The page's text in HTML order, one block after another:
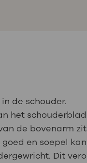
de schouder.
het
de bovenarm
en soepel
Dit